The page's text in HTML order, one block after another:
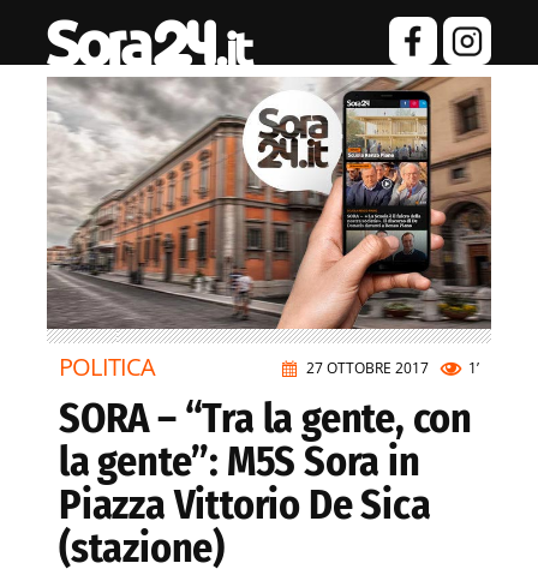
27 OTTOBRE 2017 1’
POLITICA
SORA – “Tra la gente, con
la gente”: M5S Sora in
Piazza Vittorio De Sica
(stazione)